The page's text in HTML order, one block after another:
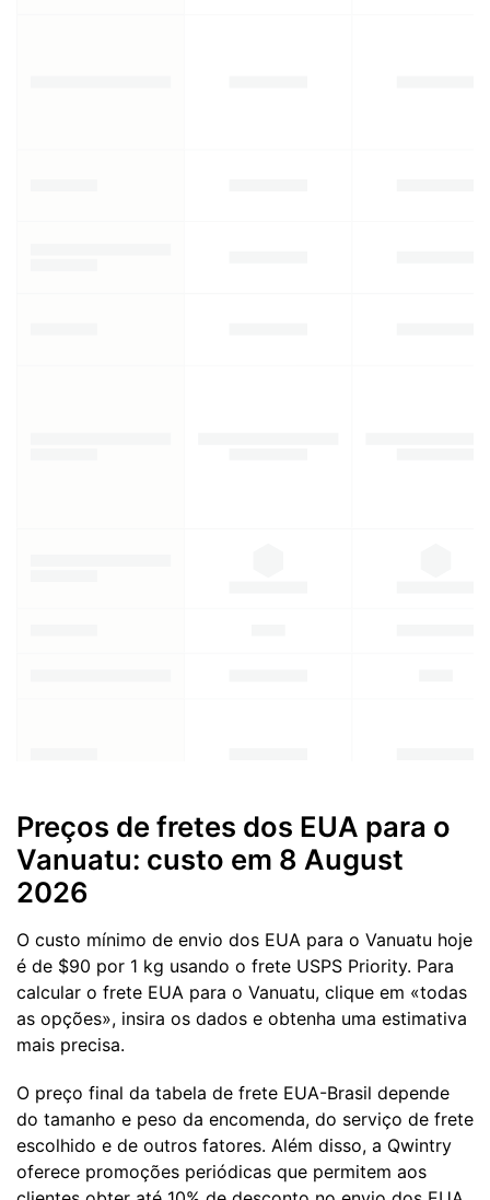
Preços de fretes dos EUA para o
Vanuatu: custo em 8 August
2026
O custo mínimo de envio dos EUA para o Vanuatu hoje
é de $90 por 1 kg usando o frete USPS Priority. Para
calcular o frete EUA para o Vanuatu, clique em «todas
as opções», insira os dados e obtenha uma estimativa
mais precisa.
O preço final da tabela de frete EUA-Brasil depende
do tamanho e peso da encomenda, do serviço de frete
escolhido e de outros fatores. Além disso, a Qwintry
oferece promoções periódicas que permitem aos